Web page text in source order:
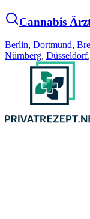
Cannabis
Berlin, Dortmund,
Nürnberg, Düsseldorf,